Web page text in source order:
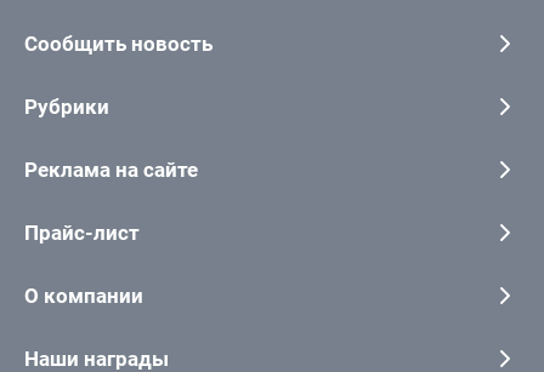
Сообщить новость
Рубрики
Реклама на сайте
Прайс-лист
О компании
Наши награды